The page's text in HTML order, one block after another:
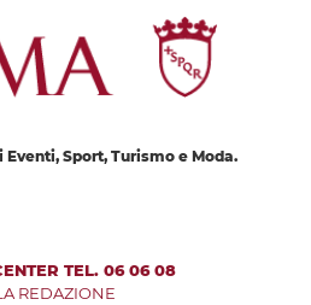
Sport, Turismo e Moda.
TEL. 06 06 08
REDAZIONE